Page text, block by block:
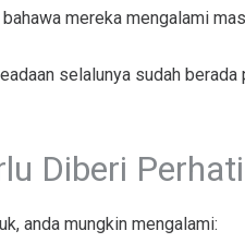
mereka mengalami
selalunya sudah
Diberi
anda mungkin mengalami: